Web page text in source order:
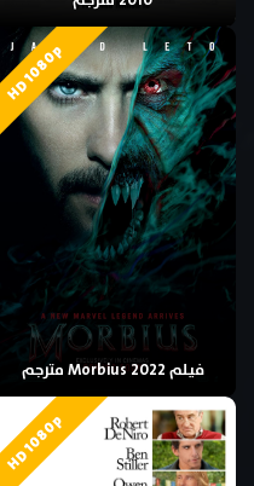
HD 1080p
فيلم Morbius 2022 مترجم
HD 1080p